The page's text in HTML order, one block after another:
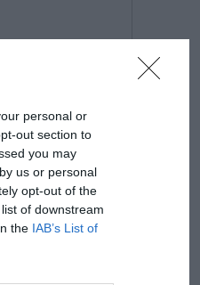
personal or
out section to
you may
us or personal
opt-out of the
of downstream
the IAB’s List of